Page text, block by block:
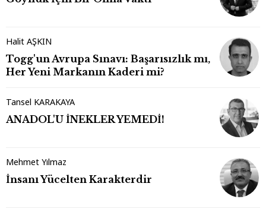
Halit AŞKIN
Togg'un Avrupa Sınavı: Başarısızlık mı,
Her Yeni Markanın Kaderi mi?
Tansel KARAKAYA
ANADOL'U İNEKLER YEMEDİ!
Mehmet Yılmaz
İnsanı Yücelten Karakterdir